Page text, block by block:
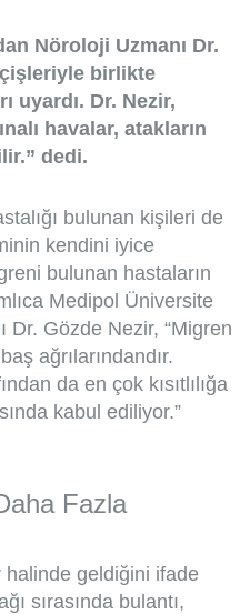
Nöroloji Uzmanı Dr.
birlikte
uyardı. Dr. Nezir,
havalar, atakların
dedi.
bulunan kişileri de
kendini iyice
bulunan hastaların
Medipol Üniversite
Dr. Gözde Nezir, “Migren
ağrılarındandır.
da en çok kısıtlılığa
kabul ediliyor.”
Fazla
geldiğini ifade
sırasında bulantı,